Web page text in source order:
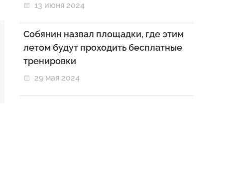
13 июня 2024
Собянин назвал площадки, где этим
летом будут проходить бесплатные
тренировки
29 мая 2024